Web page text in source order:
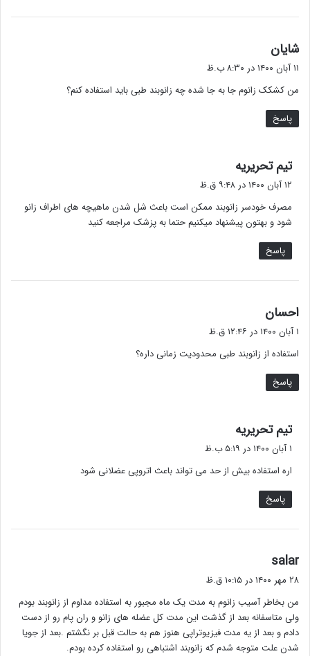
شایان
:
۱۱ آبان ۱۴۰۰ در ۸:۳۰ ب.ظ
من کشکک زانوم جا به جا شده چه زانوبند طبی باید استفاده کنم؟
پاسخ
تیم تحریریه
ف
:
۱۲ آبان ۱۴۰۰ در ۹:۴۸ ق.ظ
مصرف خودسر زانوبند ممکن است باعث شل شدن ماهیچه های اطراف زانو
شود و بهتون پیشنهاد میکنیم حتما به پزشک مراجعه کنید
پاسخ
احسان
ف
:
۱ آبان ۱۴۰۰ در ۱۲:۴۶ ق.ظ
استفاده از زانوبند طبی محدودیت زمانی داره؟
پاسخ
تیم تحریریه
ف
:
۱ آبان ۱۴۰۰ در ۵:۱۹ ب.ظ
اره استفاده بیش از حد می تواند باعث اتروپی عضلانی شود
پاسخ
salar
:
۲۸ مهر ۱۴۰۰ در ۱۰:۱۵ ق.ظ
من بخاطر آسیب زانوم به مدت یک ماه مجبور به استفاده مداوم از زانوبند بودم
ولی متاسفانه بعد از گذشت این مدت کل عضله های زانو و ران پام رو از دست
دادم و بعد از یه مدت فیزیوتراپی هنوز هم به حالت قبل بر نگشتم .بعد از جویا
شدن علت متوجه شدم که زانوبند اشتباهی رو استفاده کرده بودم.